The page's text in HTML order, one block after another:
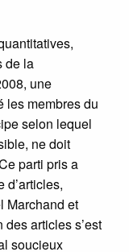
de la
une
les membres du
selon lequel
ne doit
parti pris a
d’articles,
Marchand et
articles s’est
soucieux